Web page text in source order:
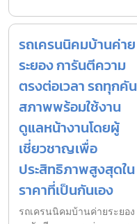
รถเครนนิคมบ้านค่าย
ระยอง การันตีความ
ตรงต่อเวลา รถทุกคัน
สภาพพร้อมใช้งาน
ดูแลหน้างานโดยผู้
เชี่ยวชาญเพื่อ
ประสิทธิภาพสูงสุดใน
ราคาที่เป็นกันเอง
รถเครนนิคมบ้านค่ายระยอง